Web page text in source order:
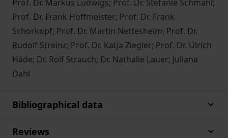
Prof. Dr. Markus Ludwigs; Prof. Dr. Stefanie Schmahl;
Prof. Dr. Frank Hoffmeister; Prof. Dr. Frank
Schorkopf; Prof. Dr. Martin Nettesheim; Prof. Dr.
Rudolf Streinz; Prof. Dr. Katja Ziegler; Prof. Dr. Ulrich
Häde; Dr. Rolf Strauch; Dr. Nathalie Lauer; Juliana
Dahl
Bibliographical data
Reviews